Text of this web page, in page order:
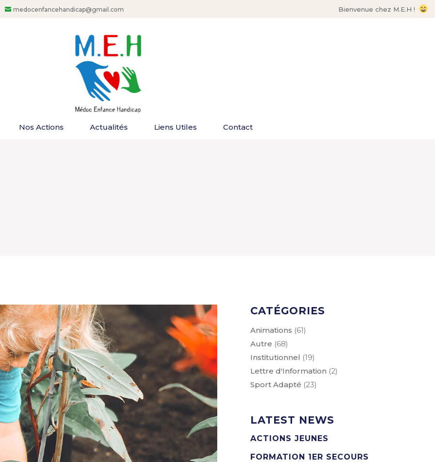
medocenfancehandicap@gmail.com Bienvenue chez M.E.H !
Nos Actions Actualités Liens Utiles Contact
CATÉGORIES
Animations (61)
Autre (68)
Institutionnel (19)
Lettre d'Information (2)
Sport Adapté (23)
LATEST NEWS
ACTIONS JEUNES
FORMATION 1ER SECOURS